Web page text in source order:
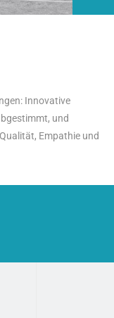
Innovative
und
Empathie und